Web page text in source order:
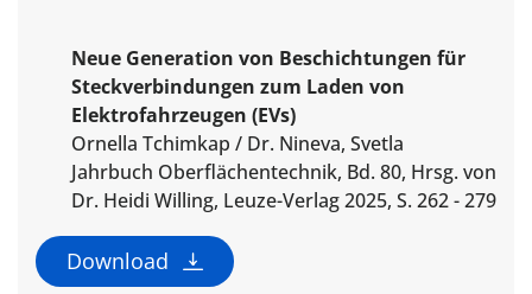
Neue Generation von Beschichtungen für
Steckverbindungen zum Laden von
Elektrofahrzeugen (EVs)
Ornella Tchimkap / Dr. Nineva, Svetla
Jahrbuch Oberflächentechnik, Bd. 80, Hrsg. von
Dr. Heidi Willing, Leuze-Verlag 2025, S. 262 - 279
Download